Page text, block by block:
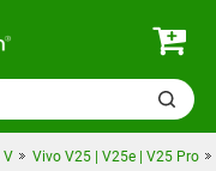
V Vivo V25 | V25e | V25 Pro